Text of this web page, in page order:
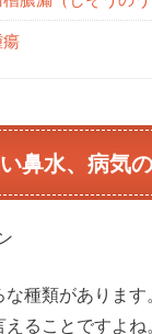
瘍
鼻水、病気
種類があります
ることですよね